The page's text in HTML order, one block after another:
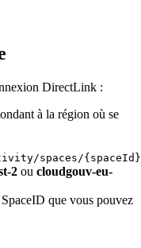
DirectLink :
à la région où se
spaces/
2 ou cloudgouv-eu-
que vous pouvez